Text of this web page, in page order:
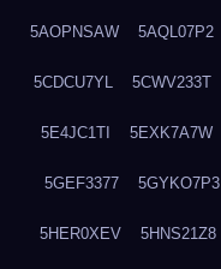
5AOPNSAW 5AQL07P2
5CDCU7YL 5CWV233T
5E4JC1TI 5EXK7A7W
5GEF3377 5GYKO7P3
5HER0XEV 5HNS21Z8